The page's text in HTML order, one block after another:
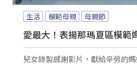
生活 模範母親 母親節
愛最大！表揚那瑪夏區模範
兒女錄製感謝影片，獻給辛勞的媽